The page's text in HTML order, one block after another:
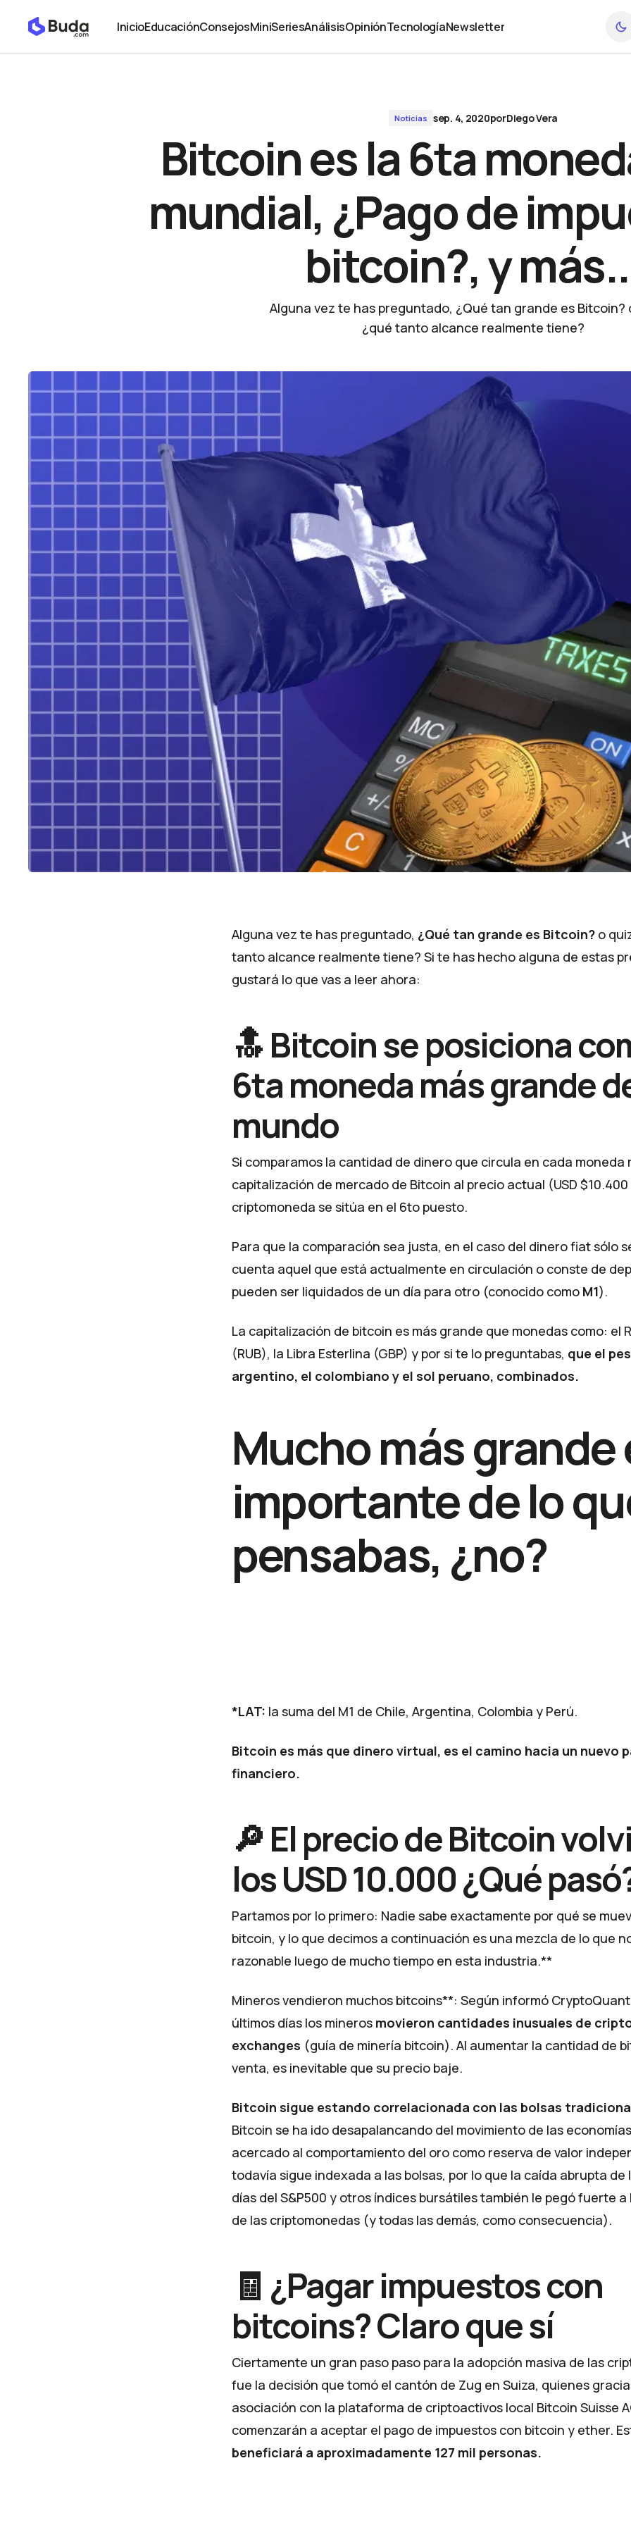
InicioEducaciónConsejosMiniSeriesAnálisisOpiniónTecnologíaNewsletter
Noticias Bitcoin es la 6ta moneda a nivel mundial, ¿Pago de impuestos en bitcoin?, y más...
Noticias sep. 4, 2020porDiego Vera
Bitcoin es la 6ta
mundial, ¿Pago de
bitcoin?, y
Alguna vez te has preguntado, ¿Qué tan grande es Bitcoin?
¿qué tanto alcance realmente tiene?
Alguna vez te has preguntado, ¿Qué tan grande es Bitcoin?o
tanto alcance realmente tiene? Si te has hecho alguna de estas
gustará lo que vas a leer ahora:
🔝 Bitcoin se posiciona
6ta moneda más grande
mundo
Si comparamos la cantidad de dinero que circula en cada moneda
capitalización de mercado de Bitcoin al precio actual (USD
criptomoneda se sitúa en el 6to puesto.
Para que la comparación sea justa, en el caso del dinero fiat sólo
cuenta aquel que está actualmente en circulación o conste de
pueden ser liquidados de un día para otro (conocido como M1).
La capitalización de bitcoin es más grande que monedas como: el
(RUB), la Libra Esterlina (GBP) y por si te lo preguntabas, que el
argentino, el colombiano y el sol peruano, combinados.
Mucho más grande
importante de lo
pensabas, ¿no?
*LAT: la suma del M1 de Chile, Argentina, Colombia y Perú.
Bitcoin es más que dinero virtual, es el camino hacia un nuevo
financiero.
🔎 El precio de Bitcoin
los USD 10.000 ¿Qué
Partamos por lo primero: Nadie sabe exactamente por qué se
bitcoin, y lo que decimos a continuación es una mezcla de lo que
razonable luego de mucho tiempo en esta industria.**
Mineros vendieron muchos bitcoins**: Según informó CryptoQuant
últimos días los mineros movieron cantidades inusuales de
exchanges (guía de minería bitcoin). Al aumentar la cantidad de
venta, es inevitable que su precio baje.
Bitcoin sigue estando correlacionada con las bolsas
Bitcoin se ha ido desapalancando del movimiento de las
acercado al comportamiento del oro como reserva de valor
todavía sigue indexada a las bolsas, por lo que la caída abrupta de
días del S&P500 y otros índices bursátiles también le pegó fuerte
de las criptomonedas (y todas las demás, como consecuencia).
🧾 ¿Pagar impuestos con
bitcoins? Claro que sí
Ciertamente un gran paso paso para la adopción masiva de las
fue la decisión que tomó el cantón de Zug en Suiza, quienes
asociación con la plataforma de criptoactivos local Bitcoin Suisse
comenzarán a aceptar el pago de impuestos con bitcoin y ether.
beneficiará a aproximadamente 127 mil personas.